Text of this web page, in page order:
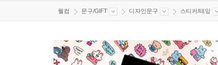
웰컴 문구/GIFT 디자인문구 스티커/테잎